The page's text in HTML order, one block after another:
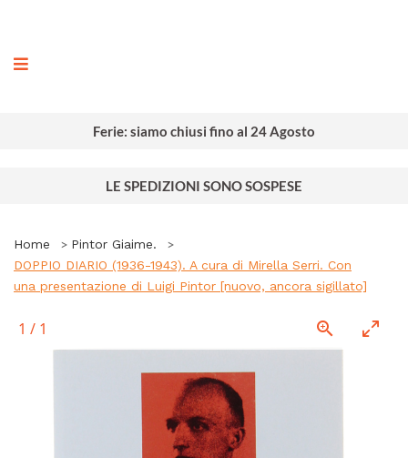
Ferie: siamo chiusi fino al 24 Agosto
LE SPEDIZIONI SONO SOSPESE
Home
Pintor Giaime.
DOPPIO DIARIO (1936-1943). A cura di Mirella Serri. Con
una presentazione di Luigi Pintor [nuovo, ancora sigillato]
1 / 1